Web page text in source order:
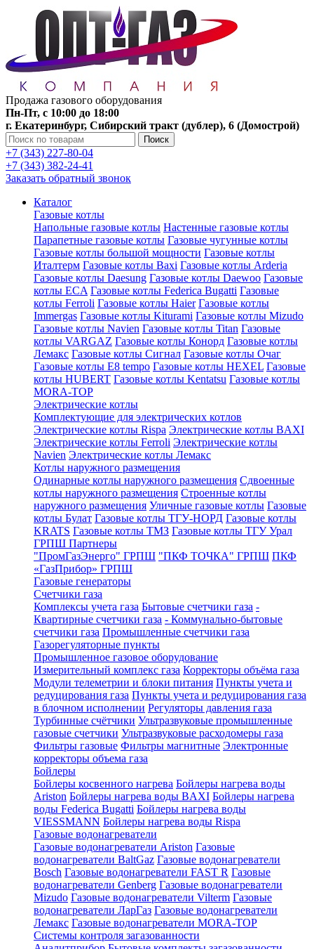
Продажа газового оборудования
Пн-Пт, с 10:00 до 18:00
г. Екатеринбург, Сибирский тракт (дублер), 6 (Домострой)
Поиск
+7 (343) 227-80-04
+7 (343) 382-24-41
Заказать обратный звонок
Каталог
Газовые котлы
Напольные газовые котлы Настенные газовые котлы
Парапетные газовые котлы Газовые чугунные котлы
Газовые котлы большой мощности Газовые котлы
Италтерм Газовые котлы Baxi Газовые котлы Arderia
Газовые котлы Daesung Газовые котлы Daewoo Газовые
котлы ECA Газовые котлы Federica Bugatti Газовые
котлы Ferroli Газовые котлы Haier Газовые котлы
Immergas Газовые котлы Kiturami Газовые котлы Mizudo
Газовые котлы Navien Газовые котлы Titan Газовые
котлы VARGAZ Газовые котлы Конорд Газовые котлы
Лемакс Газовые котлы Сигнал Газовые котлы Очаг
Газовые котлы E8 tempo Газовые котлы HEXEL Газовые
котлы HUBERT Газовые котлы Kentatsu Газовые котлы
MORA-TOP
Электрические котлы
Комплектующие для электрических котлов
Электрические котлы Rispa Электрические котлы BAXI
Электрические котлы Ferroli Электрические котлы
Navien Электрические котлы Лемакс
Котлы наружного размещения
Одинарные котлы наружного размещения Сдвоенные
котлы наружного размещения Строенные котлы
наружного размещения Уличные газовые котлы Газовые
котлы Булат Газовые котлы ТГУ-НОРД Газовые котлы
KRATS Газовые котлы ТМЗ Газовые котлы ТГУ Урал
ГРПШ Партнеры
"ПромГазЭнерго" ГРПШ "ПКФ ТОЧКА" ГРПШ ПКФ
«ГазПрибор» ГРПШ
Газовые генераторы
Счетчики газа
Комплексы учета газа Бытовые счетчики газа -
Квартирные счетчики газа - Коммунально-бытовые
счетчики газа Промышленные счетчики газа
Газорегуляторные пункты
Промышленное газовое оборудование
Измерительный комплекс газа Корректоры объёма газа
Модули телеметрии и блоки питания Пункты учета и
редуцирования газа Пункты учета и редуцирования газа
в блочном исполнении Регуляторы давления газа
Турбинные счётчики Ультразвуковые промышленные
газовые счетчики Ультразвуковые расходомеры газа
Фильтры газовые Фильтры магнитные Электронные
корректоры объема газа
Бойлеры
Бойлеры косвенного нагрева Бойлеры нагрева воды
Ariston Бойлеры нагрева воды BAXI Бойлеры нагрева
воды Federica Bugatti Бойлеры нагрева воды
VIESSMANN Бойлеры нагрева воды Rispa
Газовые водонагреватели
Газовые водонагреватели Ariston Газовые
водонагреватели BaltGaz Газовые водонагреватели
Bosch Газовые водонагреватели FAST R Газовые
водонагреватели Genberg Газовые водонагреватели
Mizudo Газовые водонагреватели Vilterm Газовые
водонагреватели ЛарГаз Газовые водонагреватели
Лемакс Газовые водонагреватели MORA-TOP
Системы контроля загазованности